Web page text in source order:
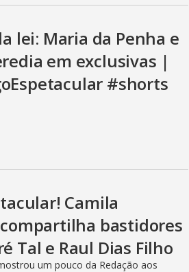
lei: Maria da Penha e
em exclusivas |
#shorts
Camila
bastidores
Tal e Raul Dias Filho
um pouco da Redação aos